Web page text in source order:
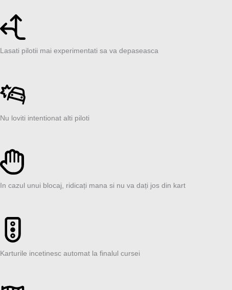
Lasati pilotii mai experimentati sa va depaseasca
Nu loviti intentionat alti piloti
In cazul unui blocaj, ridicați mana si nu va dați jos din kart
Karturile incetinesc automat la finalul cursei